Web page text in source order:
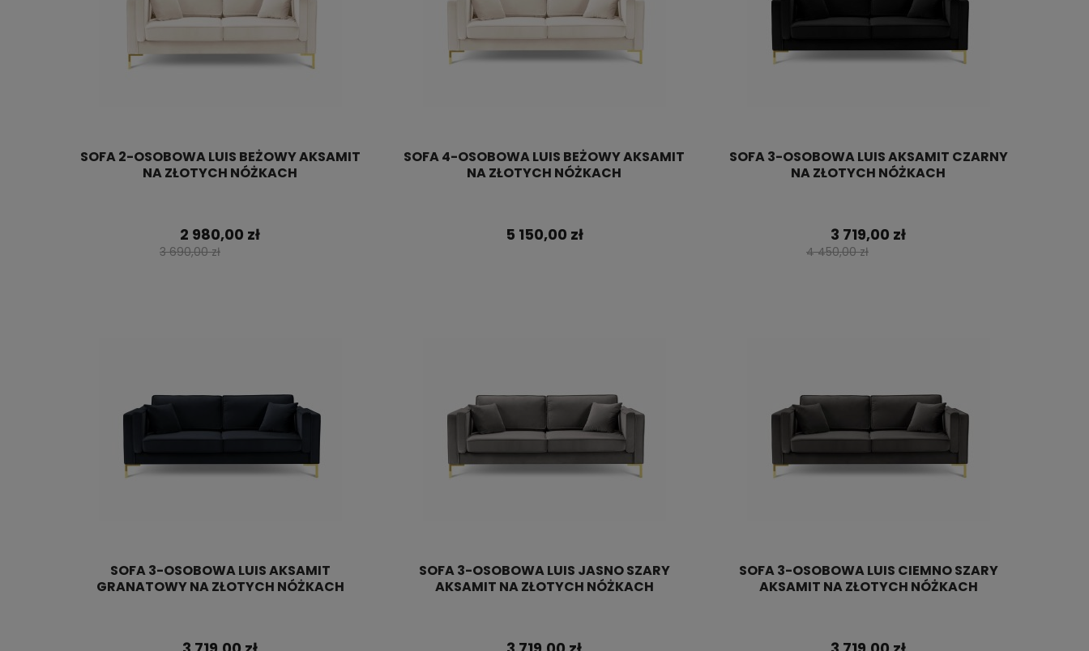
SOFA 2-OSOBOWA LUIS BEŻOWY AKSAMIT
NA ZŁOTYCH NÓŻKACH
2 980,00 zł
3 690,00 zł
SOFA 4-OSOBOWA LUIS BEŻOWY AKSAMIT
NA ZŁOTYCH NÓŻKACH
5 150,00 zł
SOFA 3-OSOBOWA LUIS AKSAMIT CZARNY
NA ZŁOTYCH NÓŻKACH
3 719,00 zł
4 450,00 zł
SOFA 3-OSOBOWA LUIS AKSAMIT
GRANATOWY NA ZŁOTYCH NÓŻKACH
SOFA 3-OSOBOWA LUIS JASNO SZARY
AKSAMIT NA ZŁOTYCH NÓŻKACH
SOFA 3-OSOBOWA LUIS CIEMNO SZARY
AKSAMIT NA ZŁOTYCH NÓŻKACH